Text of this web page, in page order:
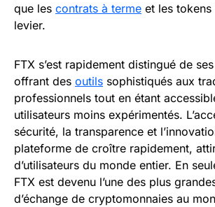
que les contrats à terme et les
levier.
FTX s’est rapidement distingué de
offrant des outils sophistiqués aux
professionnels tout en étant
utilisateurs moins expérimentés.
sécurité, la transparence et
plateforme de croître rapidement,
d’utilisateurs du monde entier. En
FTX est devenu l’une des plus
d’échange de cryptomonnaies au